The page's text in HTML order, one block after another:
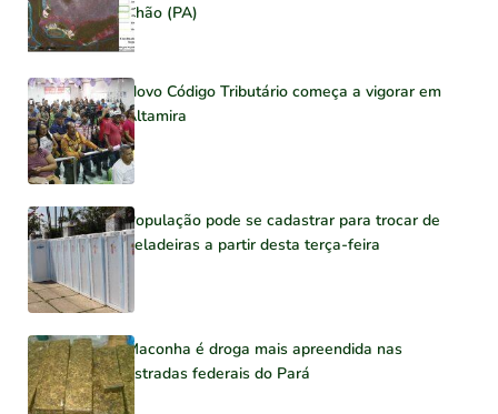
Chão (PA)
Novo Código Tributário começa a vigorar em
Altamira
População pode se cadastrar para trocar de
geladeiras a partir desta terça-feira
Maconha é droga mais apreendida nas
estradas federais do Pará